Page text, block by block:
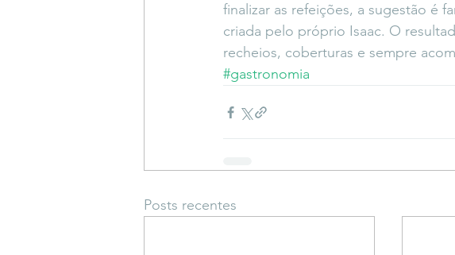
finalizar as refeições, a sugestão é
criada pelo próprio Isaac. O
recheios, coberturas e sempre
#gastronomia
Posts recentes